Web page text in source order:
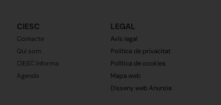
CIESC
Contacte
Qui som
CIESC Informa
Agenda
LEGAL
Avís legal
Política de privacitat
Política de cookies
Mapa web
Disseny web Anunzia